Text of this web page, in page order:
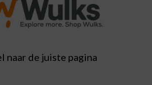
naar de juiste pagina